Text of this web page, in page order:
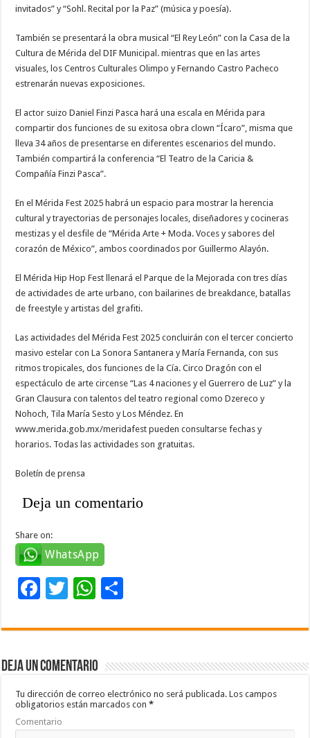
invitados” y “Sohl. Recital por la Paz” (música y poesía).
También se presentará la obra musical “El Rey León” con la Casa de la
Cultura de Mérida del DIF Municipal. mientras que en las artes
visuales, los Centros Culturales Olimpo y Fernando Castro Pacheco
estrenarán nuevas exposiciones.
El actor suizo Daniel Finzi Pasca hará una escala en Mérida para
compartir dos funciones de su exitosa obra clown “Ícaro”, misma que
lleva 34 años de presentarse en diferentes escenarios del mundo.
También compartirá la conferencia “El Teatro de la Caricia &
Compañía Finzi Pasca”.
En el Mérida Fest 2025 habrá un espacio para mostrar la herencia
cultural y trayectorias de personajes locales, diseñadores y cocineras
mestizas y el desfile de “Mérida Arte + Moda. Voces y sabores del
corazón de México”, ambos coordinados por Guillermo Alayón.
El Mérida Hip Hop Fest llenará el Parque de la Mejorada con tres días
de actividades de arte urbano, con bailarines de breakdance, batallas
de freestyle y artistas del grafiti.
Las actividades del Mérida Fest 2025 concluirán con el tercer concierto
masivo estelar con La Sonora Santanera y María Fernanda, con sus
ritmos tropicales, dos funciones de la Cía. Circo Dragón con el
espectáculo de arte circense “Las 4 naciones y el Guerrero de Luz” y la
Gran Clausura con talentos del teatro regional como Dzereco y
Nohoch, Tila María Sesto y Los Méndez. En
www.merida.gob.mx/meridafest pueden consultarse fechas y
horarios. Todas las actividades son gratuitas.
Boletín de prensa
Deja un comentario
Share on:
WhatsApp
F
e
b
o
o
k
T
tt
er
W
at
sA
p
p
m
ar
ti
Deja un comentario
Tu dirección de correo electrónico no será publicada. Los campos
obligatorios están marcados con*
Comentario